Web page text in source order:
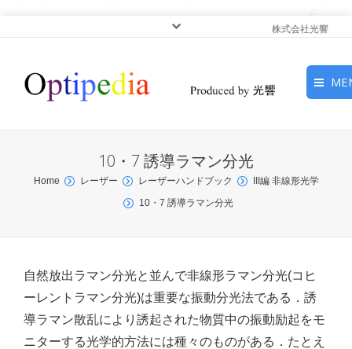
株式会社光響
ピックアップ
光基礎・光源
ン
サービス
10・7 誘導ラマン分光
You are here:
Home レーザー レーザーハンドブック
III編 非線形光学
10・7 誘導ラマン分光
自然放出ラマン分光と並んで非線形ラマン分光(コヒ
ーレントラマン分光)は重要な振動分光法である．誘
導ラマン散乱により誘起された物質中の振動励起をモ
ニターする光学的方法には種々のものがある．たとえ